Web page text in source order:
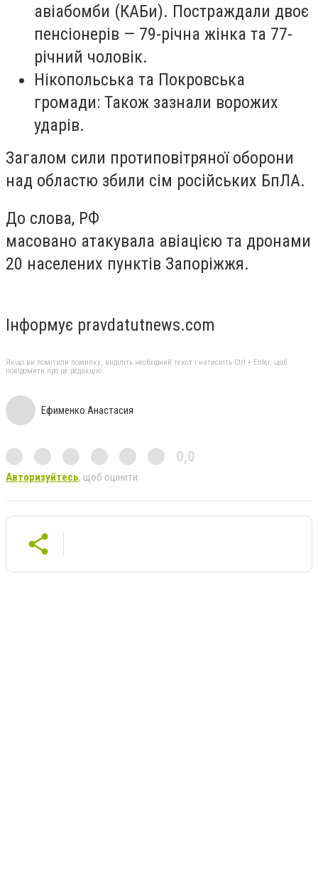
авіабомби (КАБи). Постраждали двоє
пенсіонерів — 79-річна жінка та 77-
річний чоловік.
Нікопольська та Покровська
громади: Також зазнали ворожих
ударів.
Загалом сили протиповітряної оборони
над областю збили сім російських БпЛА.
До слова, РФ
масовано атакувала авіацією та дронами
20 населених пунктів Запоріжжя.
Інформує pravdatutnews.com
Якщо ви помітили помилку, виділіть необхідний текст і натисніть Ctrl + Enter, щоб
повідомити про це редакцію
Ефименко Анастасия
0,0
Авторизуйтесь, щоб оцінити